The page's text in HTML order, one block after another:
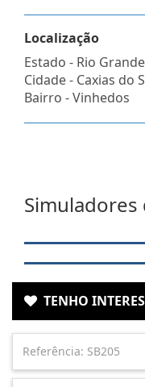
Localização
Estado - Rio
Cidade - Caxias do
Bairro -Vinhedos
Simuladores
TENHO